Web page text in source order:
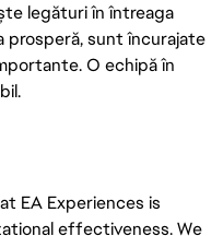
legături în întreaga
prosperă, sunt încurajate
O echipă în
EA Experiences is
effectiveness. We